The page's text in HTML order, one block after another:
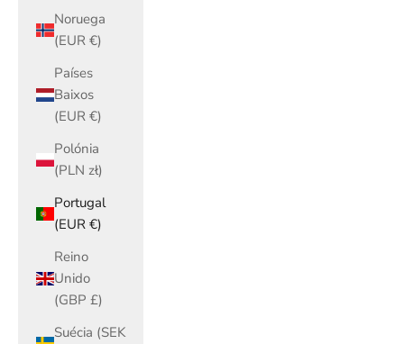
Noruega
(EUR €)
Países
Baixos
(EUR €)
Polónia
(PLN zł)
Portugal
(EUR €)
Reino
Unido
(GBP £)
Suécia (SEK